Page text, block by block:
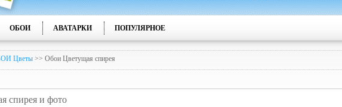
ОБОИ АВАТАРКИ ПОПУЛЯРНОЕ
Цветы >> Обои Цветущая спирея
спирея и фото